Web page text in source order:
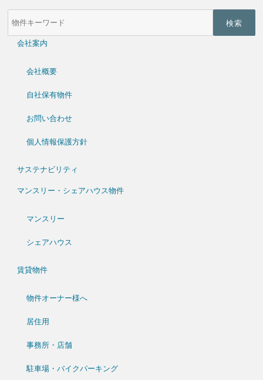
物
件
会社案内
会社概要
自社保有物件
お問い合わせ
個人情報保護方針
サステナビリティ
マンスリー・シェアハウス物件
マンスリー
シェアハウス
賃貸物件
物件オーナー様へ
居住用
事務所・店舗
駐車場・バイクパーキング